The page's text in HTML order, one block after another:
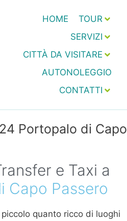
HOME
TOUR
SERVIZI
CITTÀ DA VISITARE
AUTONOLEGGIO
CONTATTI
Portopalo di Capo
e Taxi a
Capo Passero
quanto ricco di luoghi